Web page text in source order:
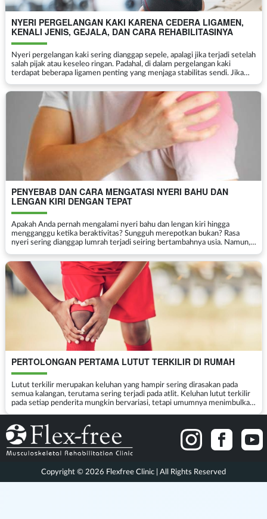
NYERI PERGELANGAN KAKI KARENA CEDERA LIGAMEN,
KENALI JENIS, GEJALA, DAN CARA REHABILITASINYA
Nyeri pergelangan kaki sering dianggap sepele, apalagi jika terjadi setelah
salah pijak atau keseleo ringan. Padahal, di dalam pergelangan kaki
terdapat beberapa ligamen penting yang menjaga stabilitas sendi. Jika
PENYEBAB DAN CARA MENGATASI NYERI BAHU DAN
LENGAN KIRI DENGAN TEPAT
Apakah Anda pernah mengalami nyeri bahu dan lengan kiri hingga
mengganggu ketika beraktivitas? Sungguh merepotkan bukan? Rasa
nyeri sering dianggap lumrah terjadi seiring bertambahnya usia. Namun,
PERTOLONGAN PERTAMA LUTUT TERKILIR DI RUMAH
Lutut terkilir merupakan keluhan yang hampir sering dirasakan pada
semua kalangan, terutama sering terjadi pada atlit. Keluhan lutut terkilir
pada setiap penderita mungkin bervariasi, tetapi umumnya menimbulkan
Copyright © 2026 Flexfree Clinic | All Rights Reserved